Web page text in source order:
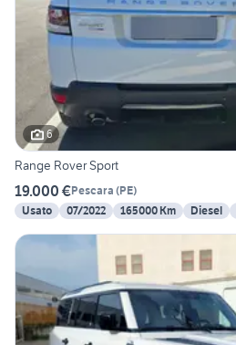
6
Range Rover Sport
19.000 €Pescara (PE)
Usato
07/2022 165000 Km Diesel